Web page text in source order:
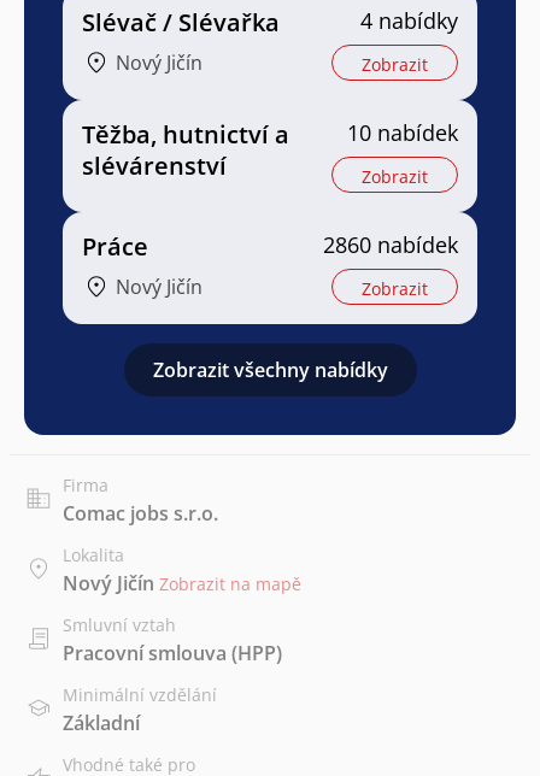
Slévač / Slévařka
Nový Jičín
4 nabídky
Zobrazit
Těžba, hutnictví a
slévárenství
10 nabídek
Zobrazit
Práce
Nový Jičín
2860 nabídek
Zobrazit
Zobrazit všechny nabídky
Firma
Comac jobs s.r.o.
Lokalita
Nový Jičín Zobrazit na mapě
Smluvní vztah
Pracovní smlouva (HPP)
Minimální vzdělání
Základní
Vhodné také pro